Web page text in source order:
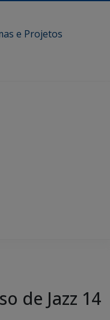
e Projetos
de Jazz 14